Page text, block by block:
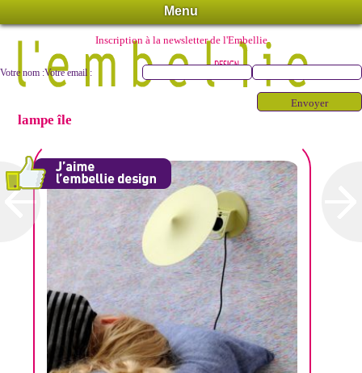
Menu
Inscription à la newsletter de l'Embellie
Votre nom :Votre email :
lampe île